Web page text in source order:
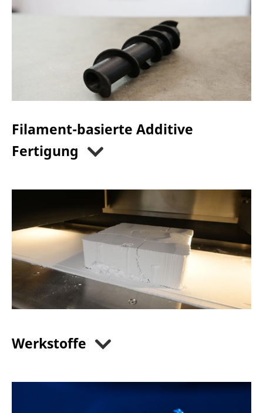
Filament-basierte Additive
Fertigung
Werkstoffe